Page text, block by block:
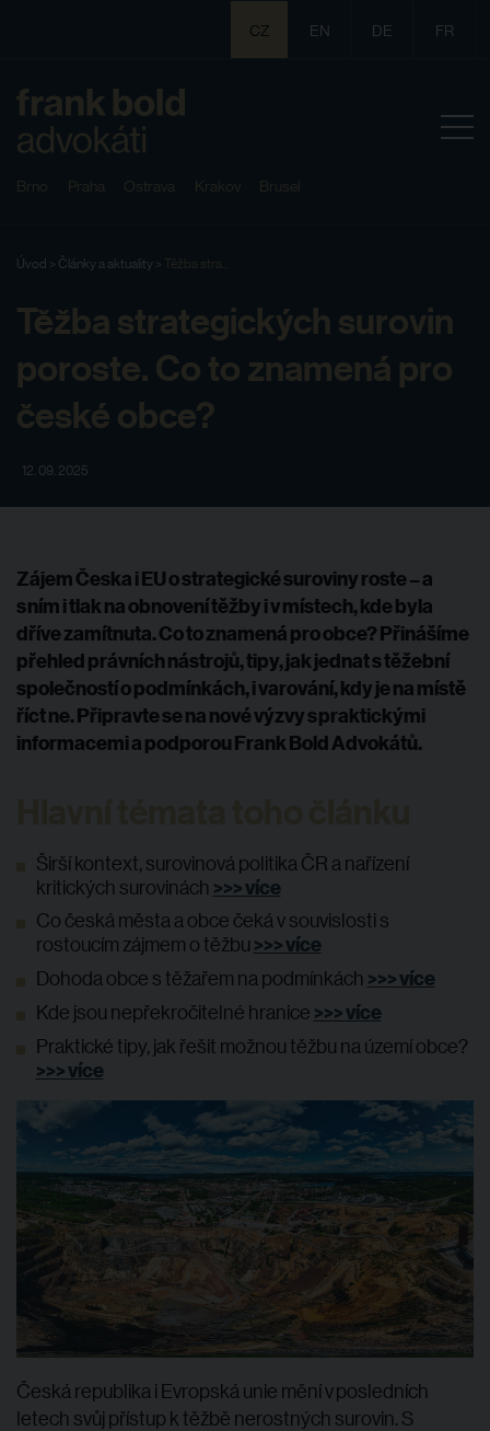
CZ EN DE FR
Brno Praha Ostrava Krakov Brusel
Úvod > Články a aktuality > Těžba stra...
Těžba strategických surovin
poroste. Co to znamená pro
české obce?
12. 09. 2025
Zájem Česka i EU o strategické suroviny roste – a
s ním i tlak na obnovení těžby i v místech, kde byla
dříve zamítnuta. Co to znamená pro obce? Přinášíme
přehled právních nástrojů, tipy, jak jednat s těžební
společností o podmínkách, i varování, kdy je na místě
říct ne. Připravte se na nové výzvy s praktickými
informacemi a podporou Frank Bold Advokátů.
Širší kontext, surovinová politika ČR a nařízení
kritických surovinách >>> více
Co česká města a obce čeká v souvislosti s
rostoucím zájmem o těžbu >>> více
Dohoda obce s těžařem na podmínkách >>> více
Kde jsou nepřekročitelné hranice >>> více
Praktické tipy, jak řešit možnou těžbu na území obce?
>>> více
Česká republika i Evropská unie mění v posledních
letech svůj přístup k těžbě nerostných surovin. S